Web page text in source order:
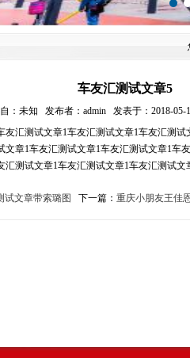
车友汇测试文章5
：未知 发布者：admin 发表于：2018-
友汇测试文章1车友汇测试文章1车友汇测
文章1车友汇测试文章1车友汇测试文章1车
汇测试文章1车友汇测试文章1车友汇测试文
试文章带索璐图 下一篇： 重庆小朋友王佳